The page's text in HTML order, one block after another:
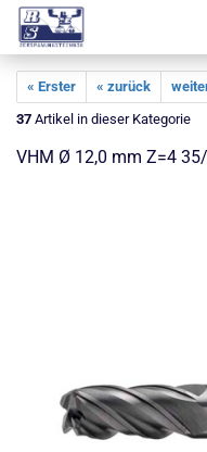
« Erster « zurück
37 Artikel in dieser Kategorie
VHM Ø 12,0 mm Z=4